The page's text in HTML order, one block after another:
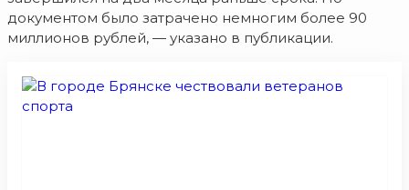
документом было затрачено немногим более 90
миллионов рублей, — указано в публикации.